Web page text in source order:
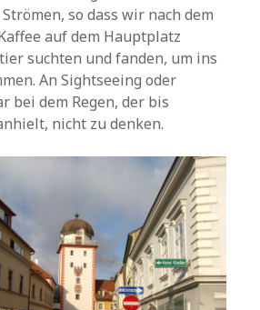
so dass wir nach dem
auf dem Hauptplatz
suchten und fanden, um ins
An Sightseeing oder
bei dem Regen, der bis
nicht zu denken.